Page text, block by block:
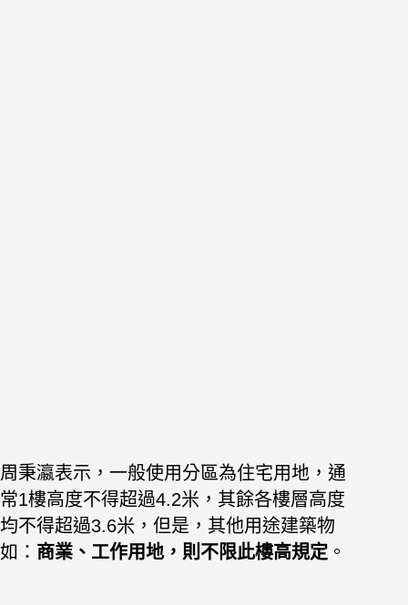
周秉瀛表示，一般使用分區為住宅用地，通
常1樓高度不得超過4.2米，其餘各樓層高度
均不得超過3.6米，但是，其他用途建築物
如： 商業、工作用地，則不限此樓高規定 。